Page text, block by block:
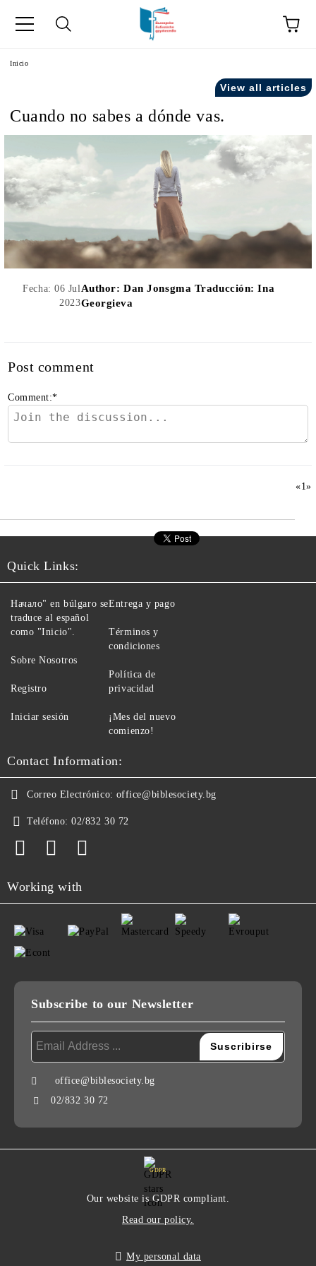
Inicio
View all articles
Cuando no sabes a dónde vas.
Fecha: 06 Jul
2023
Author: Dan Jonsgma Traducción: Ina
Georgieva
Post comment
Comment:*
«1»
Quick Links:
Начало" en búlgaro se
traduce al español
como "Inicio".
Sobre Nosotros
Registro
Iniciar sesión
Entrega y pago
Términos y
condiciones
Política de
privacidad
¡Mes del nuevo
comienzo!
Contact Information:
Correo Electrónico: office@biblesociety.bg
Teléfono: 02/832 30 72
Working with
Subscribe to our Newsletter
office@biblesociety.bg
02/832 30 72
GDPR
Our website is GDPR compliant.
Read our policy.
My personal data